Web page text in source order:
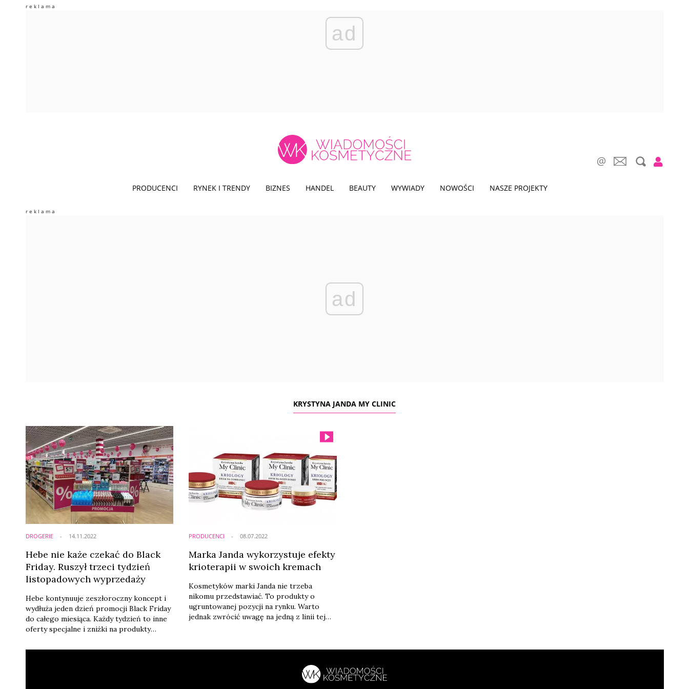
ad
PRODUCENCI RYNEK I TRENDY BIZNES HANDEL BEAUTY WYWIADY NOWOŚCI NASZE PROJEKTY
ad
KRYSTYNA JANDA MY CLINIC
DROGERIE
Hebe nie każe czekać do Black
Friday. Ruszył trzeci tydzień
listopadowych wyprzedaży
Hebe kontynuuje zeszłoroczny koncept i
wydłuża jeden dzień promocji Black Friday
do całego miesiąca. Każdy tydzień to inne
oferty specjalne i zniżki na produkty
14.11.2022 PRODUCENCI
Marka Janda wykorzystuje efekty
krioterapii w swoich kremach
Kosmetyków marki Janda nie trzeba
nikomu przedstawiać. To produkty o
ugruntowanej pozycji na rynku. Warto
jednak zwrócić uwagę na jedną z linii tej
na skuteczności krioterapii oraz
W ramach linii Krystyna Janda My Clinic,
dostępne są dwie gamy produktów: Linia
08.07.2022